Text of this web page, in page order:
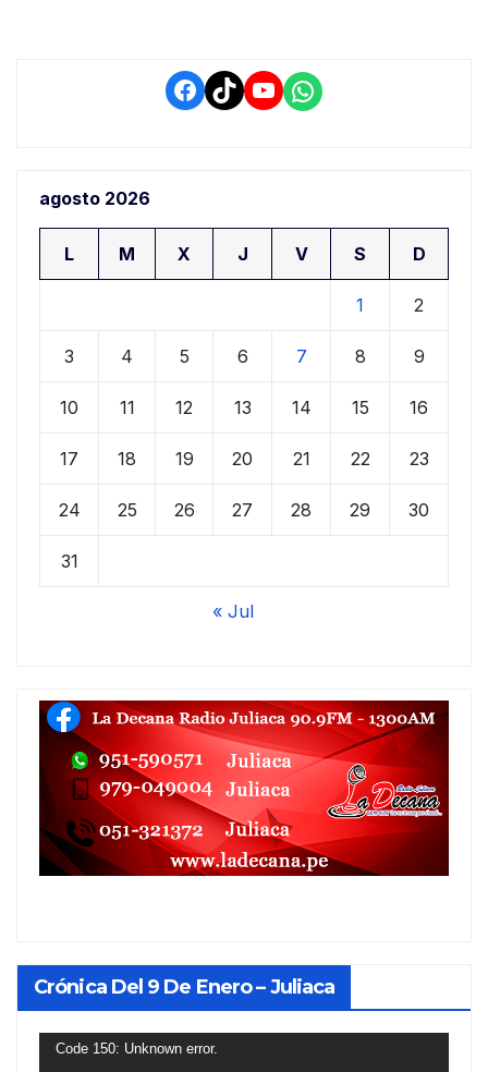
Facebook
TikTokYouTube
WhatsApp
agosto 2026
L M X J V S D
1 2
3 4 5 6 7 8 9
10 11 12 13 14 15 16
17 18 19 20 21 22 23
24 25 26 27 28 29 30
31
« Jul
Crónica Del 9 De Enero – Juliaca
Reproductor
Code 150: Unknown error.